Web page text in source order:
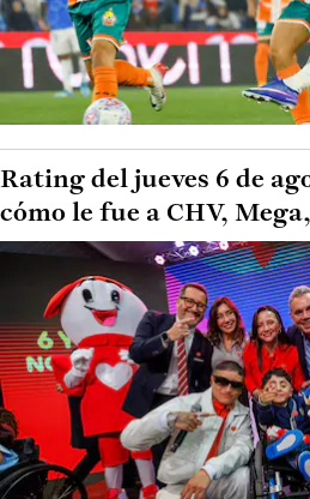
Rating del jueves 6 de
cómo le fue a CHV,